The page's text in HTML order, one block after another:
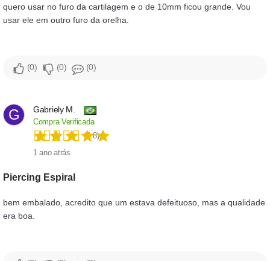
quero usar no furo da cartilagem e o de 10mm ficou grande. Vou
usar ele em outro furo da orelha.
0 0 0
G Gabriely M.
Compra Verificada
(4.8)
1 ano atrás
Piercing Espiral
bem embalado, acredito que um estava defeituoso, mas a qualidade
era boa.